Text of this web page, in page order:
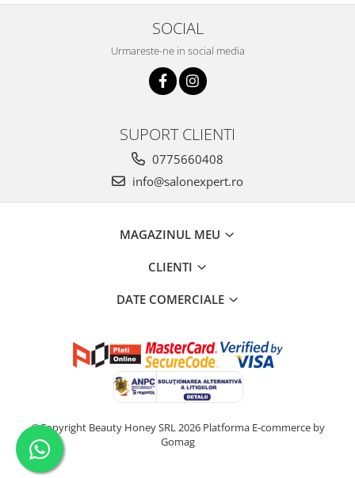
SOCIAL
Urmareste-ne in social media
SUPORT CLIENTI
0775660408
info@salonexpert.ro
MAGAZINUL MEU
CLIENTI
DATE COMERCIALE
©Copyright Beauty Honey SRL 2026 Platforma E-commerce by
Gomag